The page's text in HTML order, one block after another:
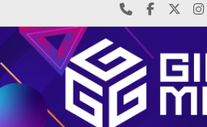
Najlepiej po